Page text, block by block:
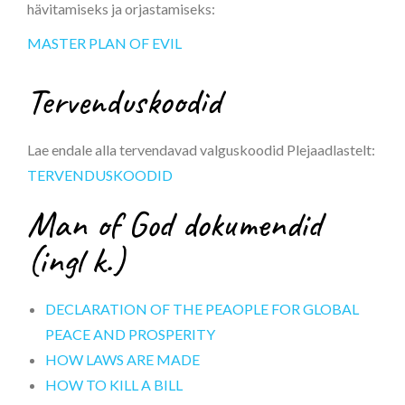
hävitamiseks ja orjastamiseks:
MASTER PLAN OF EVIL
Tervenduskoodid
Lae endale alla tervendavad valguskoodid Plejaadlastelt:
TERVENDUSKOODID
Man of God dokumendid
(ingl k.)
DECLARATION OF THE PEAOPLE FOR GLOBAL
PEACE AND PROSPERITY
HOW LAWS ARE MADE
HOW TO KILL A BILL